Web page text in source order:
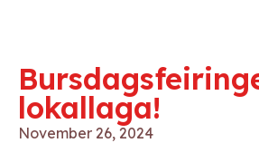
lokallaga!
November 26, 2024